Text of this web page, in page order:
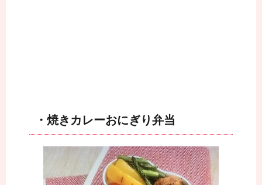
・焼きカレーおにぎり弁当